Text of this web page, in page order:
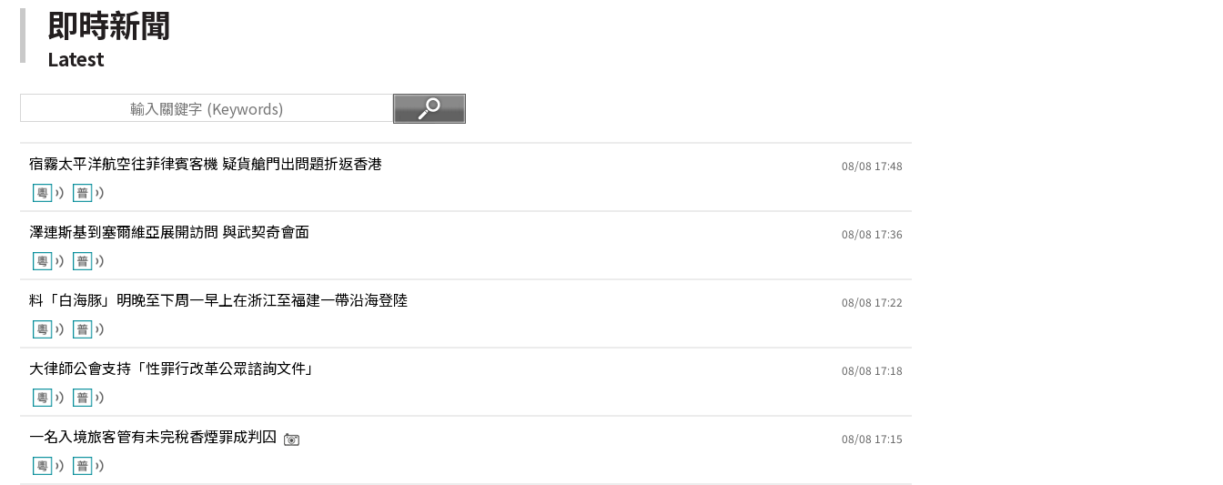
即時新聞
Latest
宿霧太平洋航空往菲律賓客機 疑貨艙門出問題折返香港 08/08 17:48
澤連斯基到塞爾維亞展開訪問 與武契奇會面 08/08 17:36
料「白海豚」明晚至下周一早上在浙江至福建一帶沿海登陸 08/08 17:22
大律師公會支持「性罪行改革公眾諮詢文件」 08/08 17:18
一名入境旅客管有未完稅香煙罪成判囚 08/08 17:15